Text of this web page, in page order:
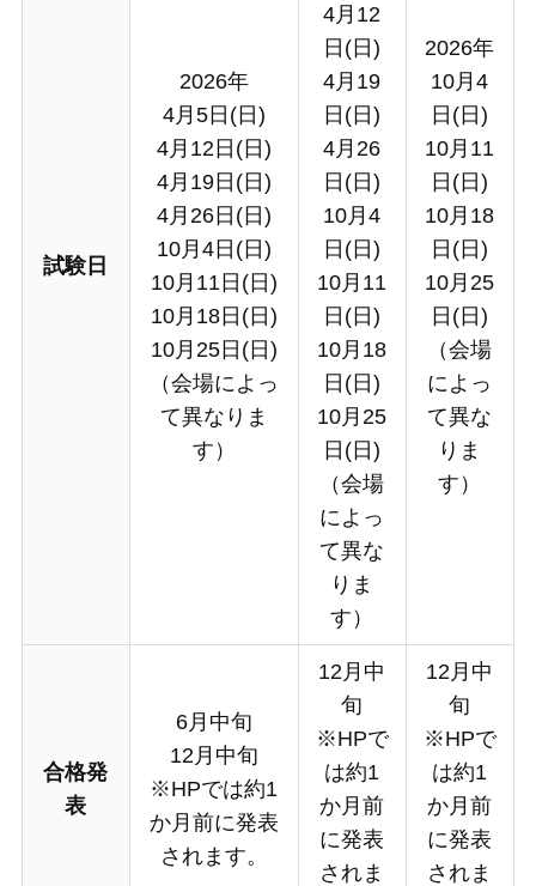
試験日
2026年
4月5日(日)
4月12日(日)
4月19日(日)
4月26日(日)
10月4日(日)
10月11日(日)
10月18日(日)
10月25日(日)
（会場によっ
て異なりま
す）
4月12
日(日)
4月19
日(日)
4月26
日(日)
10月4
日(日)
10月11
日(日)
10月18
日(日)
10月25
日(日)
（会場
によっ
て異な
りま
す）
2026年
10月4
日(日)
10月11
日(日)
10月18
日(日)
10月25
日(日)
（会場
によっ
て異な
りま
す）
合格発
表
6月中旬
12月中旬
※HPでは約1
か月前に発表
されます。
12月中
旬
※HPで
は約1
か月前
に発表
されま
12月中
旬
※HPで
は約1
か月前
に発表
されま